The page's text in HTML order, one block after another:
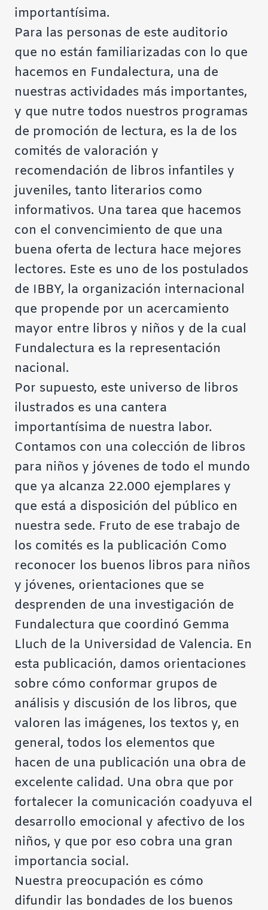
importantísima.
Para las personas de este auditorio
que no están familiarizadas con lo que
hacemos en Fundalectura, una de
nuestras actividades más importantes,
y que nutre todos nuestros programas
de promoción de lectura, es la de los
comités de valoración y
recomendación de libros infantiles y
juveniles, tanto literarios como
informativos. Una tarea que hacemos
con el convencimiento de que una
buena oferta de lectura hace mejores
lectores. Este es uno de los postulados
de IBBY, la organización internacional
que propende por un acercamiento
mayor entre libros y niños y de la cual
Fundalectura es la representación
nacional.
Por supuesto, este universo de libros
ilustrados es una cantera
importantísima de nuestra labor.
Contamos con una colección de libros
para niños y jóvenes de todo el mundo
que ya alcanza 22.000 ejemplares y
que está a disposición del público en
nuestra sede. Fruto de ese trabajo de
los comités es la publicación Como
reconocer los buenos libros para niños
y jóvenes, orientaciones que se
desprenden de una investigación de
Fundalectura que coordinó Gemma
Lluch de la Universidad de Valencia. En
esta publicación, damos orientaciones
sobre cómo conformar grupos de
análisis y discusión de los libros, que
valoren las imágenes, los textos y, en
general, todos los elementos que
hacen de una publicación una obra de
excelente calidad. Una obra que por
fortalecer la comunicación coadyuva el
desarrollo emocional y afectivo de los
niños, y que por eso cobra una gran
importancia social.
Nuestra preocupación es cómo
difundir las bondades de los buenos